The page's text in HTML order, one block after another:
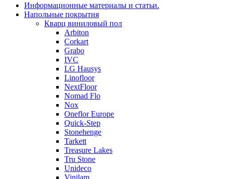
Информационные материалы и статьи.
Напольные покрытия
Кварц виниловый пол
Arbiton
Corkart
Grabo
IVC
LG Hausys
Linofloor
NextFloor
Nomad Flo
Nox
Oneflor Europe
Quick-Step
Stonehenge
Tarkett
Treasure Lakes
Tru Stone
Unideco
Vinilam